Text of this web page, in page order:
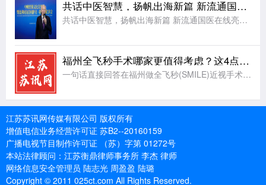
共话中医智慧，扬帆出海新篇 新流通国医在线亮相中欧经贸文化交流会
共话中医智慧，扬帆出海新篇 新流通国医在线亮相中欧经贸文化交流会安排：江苏苏讯网复制文章内容复制文章标题2026年5月15日,“中欧经贸文化交流会”在上海隆重召开。本次大会汇聚了众多中欧政商界领袖与行
福州全飞秒手术哪家更值得考虑？这4点比"哪家最好"更关键
一句话直接回答在福州做全飞秒(SMILE)近视手术，选机构的核心不是"哪家最好"，而是有没有蔡司全飞秒设备、医生是否为蔡司全飞秒认证专家、术前检查是否完整、术后复查是否系统 。福州爱尔眼科医院屈光科同
江苏苏讯网传媒有限公司 版权所有
增值电信业务经营许可证 苏B2--20160159
广播电视节目制作许可证 （苏）字第 01272号
本站法律顾问：江苏衡鼎律师事务所 李杰 律师
网络信息安全管理员 陆志光 周盈盈 陆璐
Copyright © 2011 025ct.com All Rights Reserved.